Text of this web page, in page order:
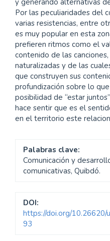
Por las peculiaridades del
varias resistencias, entre
es muy popular en esta
prefieren ritmos como el
contenido de las
naturalizadas y de las
que construyen sus
profundización sobre lo
posibilidad de “estar
hace sentir que es el
en el territorio este
Palabras clave:
Comunicación y
comunicativas, Quibdó.
DOI:
https://doi.org/10.26620/
93